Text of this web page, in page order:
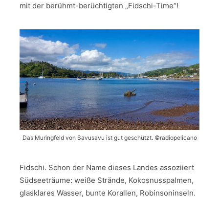
mit der berühmt-berüchtigten „Fidschi-Time“!
Das Muringfeld von Savusavu ist gut geschützt. ©radiopelicano
Fidschi. Schon der Name dieses Landes assoziiert
Südseeträume: weiße Strände, Kokosnusspalmen,
glasklares Wasser, bunte Korallen, Robinsoninseln.